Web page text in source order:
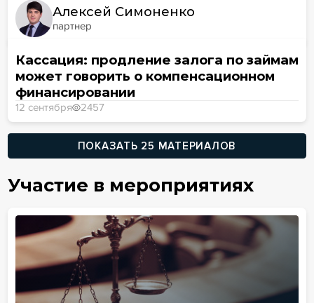
Алексей Симоненко
партнер
Кассация: продление залога по займам
может говорить о компенсационном
финансировании
12 сентября 2457
ПОКАЗАТЬ 25 МАТЕРИАЛОВ
Участие в мероприятиях